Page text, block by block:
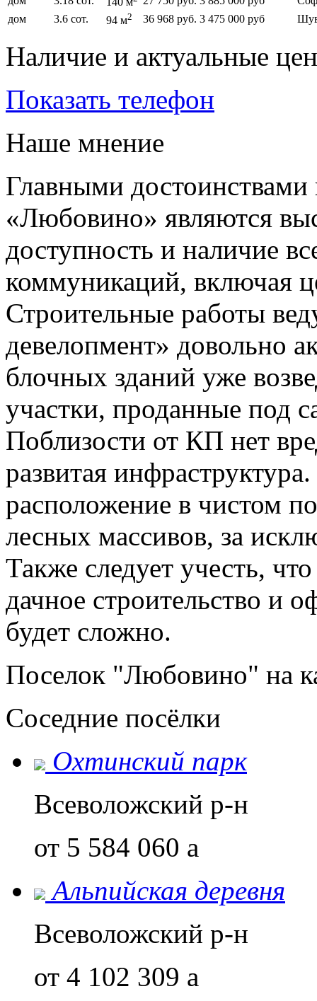
дом
3.6 сот. 94 м2 36 968 руб. 3 475 000 руб
Наличие и актуальные
Показать телефон
Наше мнение
Главными достоинствами
«Любовино» являются
доступность и наличие
коммуникаций, включая
Строительные работы
девелопмент» довольно
блочных зданий уже
участки, проданные под
Поблизости от КП нет
развитая
расположение в чистом
лесных массивов, за
Также следует учесть,
дачное строительство и
будет сложно.
Поселок "Любовино" на
Соседние посёлки
Охтинский парк
Всеволожский р-н
от 5 584 060 a
Альпийская деревня
Всеволожский р-н
от 4 102 309 a